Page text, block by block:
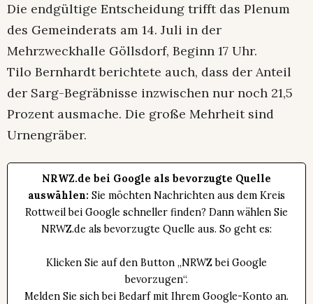
Die endgültige Entscheidung trifft das Plenum
des Gemeinderats am 14. Juli in der
Mehrzweckhalle Göllsdorf, Beginn 17 Uhr.
Tilo Bernhardt berichtete auch, dass der Anteil
der Sarg-Begräbnisse inzwischen nur noch 21,5
Prozent ausmache. Die große Mehrheit sind
Urnengräber.
NRWZ.de bei Google als bevorzugte Quelle
auswählen: Sie möchten Nachrichten aus dem Kreis
Rottweil bei Google schneller finden? Dann wählen Sie
NRWZ.de als bevorzugte Quelle aus. So geht es:
Klicken Sie auf den Button „NRWZ bei Google
bevorzugen“.
Melden Sie sich bei Bedarf mit Ihrem Google-Konto an.